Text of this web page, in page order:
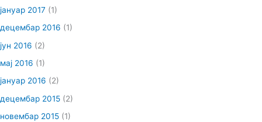
јануар 2017 (1)
децембар 2016 (1)
јун 2016 (2)
мај 2016 (1)
јануар 2016 (2)
децембар 2015 (2)
новембар 2015 (1)